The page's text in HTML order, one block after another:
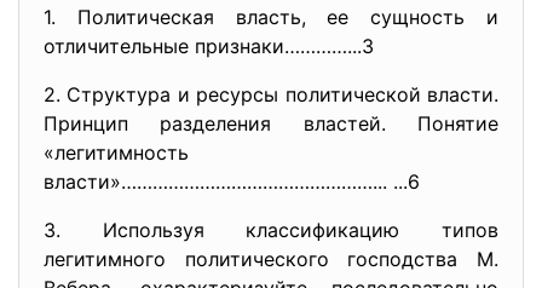
1. Политическая власть, ее сущность и
отличительные признаки…………...3
2. Структура и ресурсы политической власти.
Принцип разделения властей. Понятие
«легитимность
власти»…………………………………………... ...6
3. Используя классификацию типов
легитимного политического господства М.